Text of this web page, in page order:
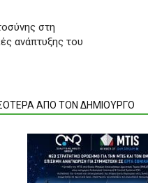
στη
ανάπτυξης του
ΑΠΟ ΤΟΝ ΔΗΜΙΟΥΡΓΟ